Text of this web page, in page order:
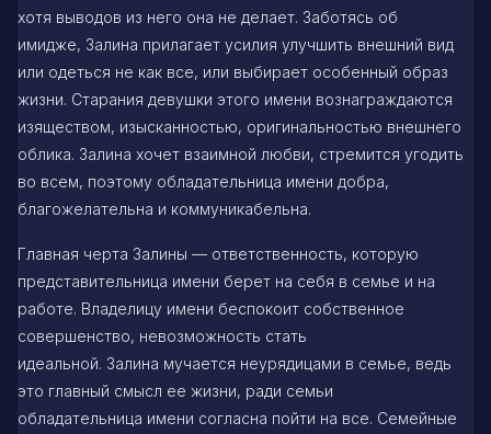
хотя выводов из него она не делает. Заботясь об
имидже, Залина прилагает усилия улучшить внешний вид
или одеться не как все, или выбирает особенный образ
жизни. Старания девушки этого имени вознаграждаются
изяществом, изысканностью, оригинальностью внешнего
облика. Залина хочет взаимной любви, стремится угодить
во всем, поэтому обладательница имени добра,
благожелательна и коммуникабельна.
Главная черта Залины — ответственность, которую
представительница имени берет на себя в семье и на
работе. Владелицу имени беспокоит собственное
совершенство, невозможность стать
идеальной. Залина мучается неурядицами в семье, ведь
это главный смысл ее жизни, ради семьи
обладательница имени согласна пойти на все. Семейные